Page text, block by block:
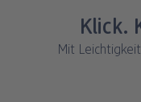
Art
Poster
Große
Klick.
Mit